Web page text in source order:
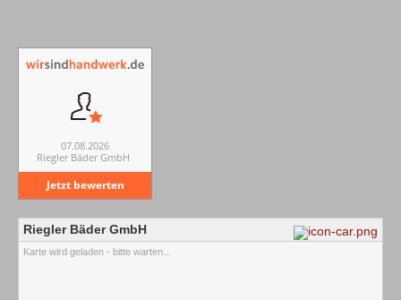
07.08.2026
Riegler Bäder GmbH
Jetzt bewerten
Riegler Bäder GmbH
Karte wird geladen - bitte warten...